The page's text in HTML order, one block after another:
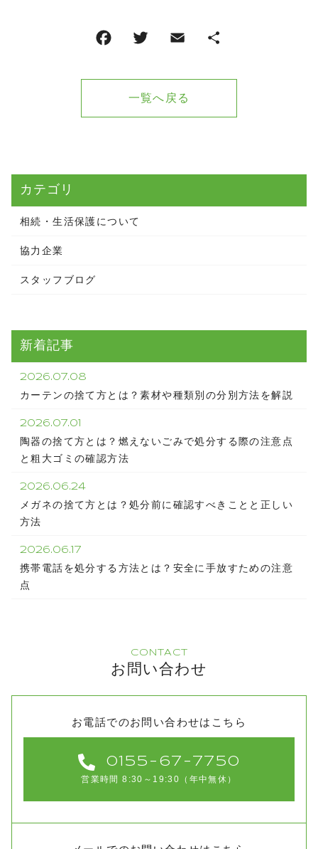
一覧へ戻る
カテゴリ
相続・生活保護について
協力企業
スタッフブログ
新着記事
2026.07.08
カーテンの捨て方とは？素材や種類別の分別方法を解説
2026.07.01
陶器の捨て方とは？燃えないごみで処分する際の注意点
と粗大ゴミの確認方法
2026.06.24
メガネの捨て方とは？処分前に確認すべきことと正しい
方法
2026.06.17
携帯電話を処分する方法とは？安全に手放すための注意
点
CONTACT
お問い合わせ
お電話でのお問い合わせはこちら
0155-67-7750
営業時間 8:30～19:30（年中無休）